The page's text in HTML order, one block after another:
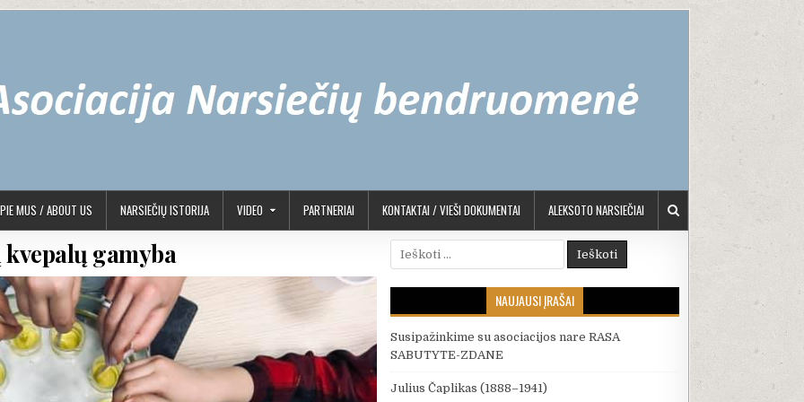
MUS / ABOUT US NARSIEČIŲ ISTORIJA VIDEO PARTNERIAI KONTAKTAI / VIEŠI DOKUMENTAI ALEKSOTO NARSIEČIAI
gamyba Ieškoti:
NAUJAUSI ĮRAŠAI
Susipažinkime su asociacijos nare RASA
SABUTYTE-ZDANE
Julius Čaplikas (1888–1941)